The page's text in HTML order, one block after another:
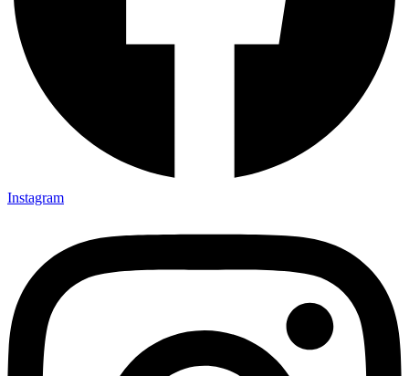
Instagram